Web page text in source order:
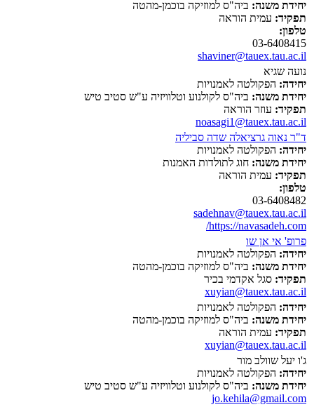
יחידת משנה: ביה"ס למוזיקה בוכמן-מהטה
תפקיד: עמית הוראה
טלפון:
03-6408415
shaviner@tauex.tau.ac.il
נועה שגיא
יחידה: הפקולטה לאמנויות
יחידת משנה: ביה"ס לקולנוע וטלוויזיה ע"ש סטיב טיש
תפקיד: עוזר הוראה
noasagi1@tauex.tau.ac.il
ד"ר נאוה גרציאלה שדה סביליה
יחידה: הפקולטה לאמנויות
יחידת משנה: חוג לתולדות האמנות
תפקיד: עמית הוראה
טלפון:
03-6408482
sadehnav@tauex.tau.ac.il
https://navasadeh.com/
פרופ' אי אן שו
יחידה: הפקולטה לאמנויות
יחידת משנה: ביה"ס למוזיקה בוכמן-מהטה
תפקיד: סגל אקדמי בכיר
xuyian@tauex.tau.ac.il
יחידה: הפקולטה לאמנויות
יחידת משנה: ביה"ס למוזיקה בוכמן-מהטה
תפקיד: עמית הוראה
xuyian@tauex.tau.ac.il
ג'ו יעל שוולב מור
יחידה: הפקולטה לאמנויות
יחידת משנה: ביה"ס לקולנוע וטלוויזיה ע"ש סטיב טיש
jo.kehila@gmail.com